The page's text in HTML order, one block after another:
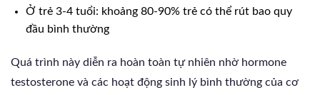
Ở trẻ 3-4 tuổi: khoảng 80-90% trẻ có thể rút bao quy
đầu bình thường
Quá trình này diễn ra hoàn toàn tự nhiên nhờ hormone
testosterone và các hoạt động sinh lý bình thường của cơ